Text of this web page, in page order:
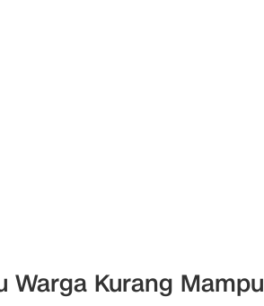
Warga Kurang Mampu